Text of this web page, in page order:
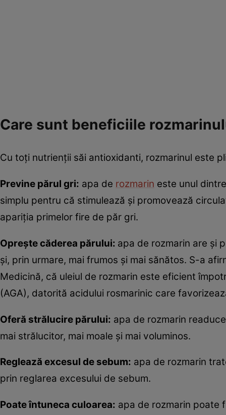
Care sunt beneficiile
Cu toți nutrienții săi antioxidanti, rozmarinul este
Previne părul gri: apa de rozmarin este unul
simplu pentru că stimulează și promovează
apariția primelor fire de păr gri.
Oprește căderea părului: apa de rozmarin are și
și, prin urmare, mai frumos și mai sănătos. S-a
Medicină, că uleiul de rozmarin este eficient
(AGA), datorită acidului rosmarinic care
Oferă strălucire părului: apa de rozmarin
mai strălucitor, mai moale și mai voluminos.
Reglează excesul de sebum: apa de rozmarin
prin reglarea excesului de sebum.
Poate întuneca culoarea: apa de rozmarin poate